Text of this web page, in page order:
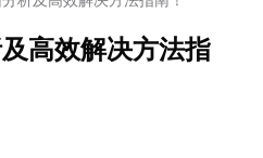
高效解决方法指